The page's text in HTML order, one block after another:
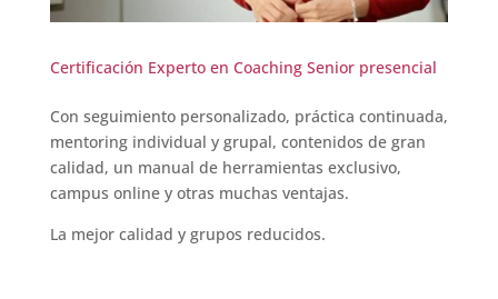
Certificación Experto en Coaching Senior presencial
Con seguimiento personalizado, práctica continuada,
mentoring individual y grupal, contenidos de gran
calidad, un manual de herramientas exclusivo,
campus online y otras muchas ventajas.
La mejor calidad y grupos reducidos.